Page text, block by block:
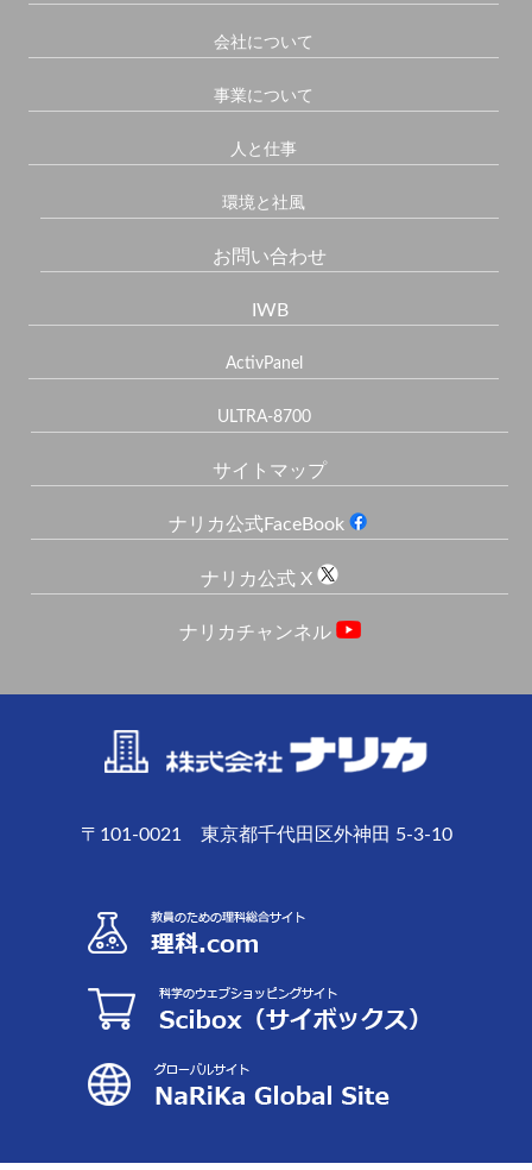
会社について
事業について
人と仕事
環境と社風
お問い合わせ
IWB
ActivPanel
ULTRA-8700
サイトマップ
ナリカ公式FaceBook
ナリカ公式 X
ナリカチャンネル
〒101-0021 東京都千代田区外神田 5-3-10